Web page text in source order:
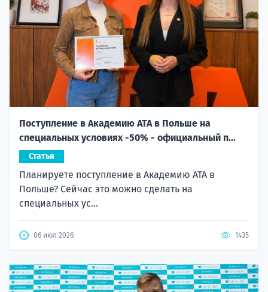
Поступление в Академию ATA в Польше на
специальных условиях -50% - официальный п...
Статья
Планируете поступление в Академию ATA в
Польше? Сейчас это можно сделать на
специальных ус...
06 июл 2026 1435